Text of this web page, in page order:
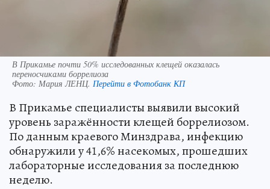
В Прикамье почти 50% исследованных клещей оказалась
переносчиками боррелиоза
Фото: Мария ЛЕНЦ. Перейти в Фотобанк КП
В Прикамье специалисты выявили высокий
уровень заражённости клещей боррелиозом.
По данным краевого Минздрава, инфекцию
обнаружили у 41,6% насекомых, прошедших
лабораторные исследования за последнюю
неделю.